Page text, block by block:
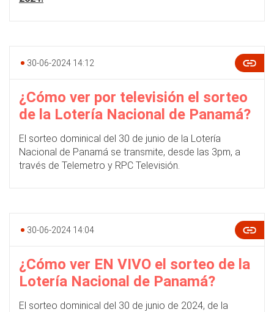
30-06-2024 14:12
¿Cómo ver por televisión el sorteo
de la Lotería Nacional de Panamá?
El sorteo dominical del 30 de junio de la Lotería
Nacional de Panamá se transmite, desde las 3pm, a
través de Telemetro y RPC Televisión.
30-06-2024 14:04
¿Cómo ver EN VIVO el sorteo de la
Lotería Nacional de Panamá?
El sorteo dominical del 30 de junio de 2024, de la